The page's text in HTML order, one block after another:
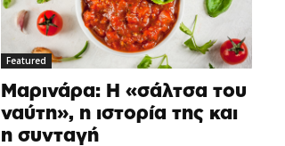
Featured
Μαρινάρα: Η «σάλτσα του
ναύτη», η ιστορία της και
η συνταγή